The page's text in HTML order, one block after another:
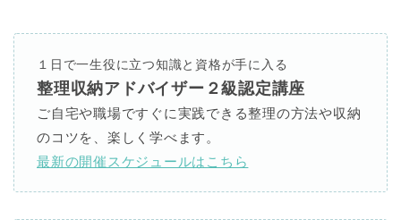
１日で一生役に立つ知識と資格が手に入る
整理収納アドバイザー２級認定講座
ご自宅や職場ですぐに実践できる整理の方法や収納
のコツを、楽しく学べます。
最新の開催スケジュールはこちら